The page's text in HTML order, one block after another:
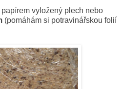
vyložený plech nebo
(pomáhám si potravinářskou folií